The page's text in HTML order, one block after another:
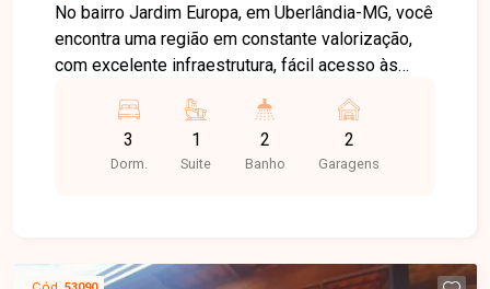
No bairro Jardim Europa, em Uberlândia-MG, você
encontra uma região em constante valorização,
com excelente infraestrutura, fácil acesso às
supermercados, escolas, farmácias e diversos
comércios, proporcionando praticidade e
qualidade de vida. Casa disponível para venda
serviço e 2 vagas de garagem. O imóvel oferece
3
Dorm.
1
Suite
2
Banho
2
Garagens